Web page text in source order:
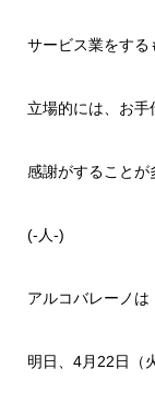
サービス業をする
立場的には、お
感謝がすることが
(-人-)
アルコバレーノは
明日、4月22日（